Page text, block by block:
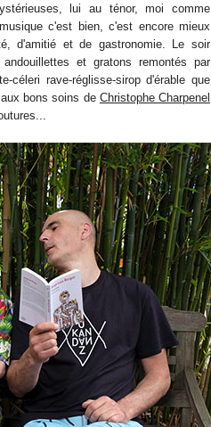
lui au ténor, moi comme
c'est bien, c'est encore mieux
d'amitié et de gastronomie. Le soir
et gratons remontés par
céleri rave-réglisse-sirop d'érable que
bons soins de Christophe Charpenel